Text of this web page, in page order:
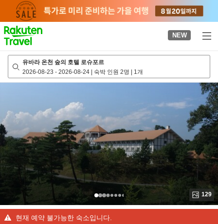
page
NEW
유바라 온천 숲의 호텔 로슈포르
2026-08-23 - 2026-08-24 | 숙박 인원 2명 | 1개
129
현재 예약 불가능한 숙소입니다.